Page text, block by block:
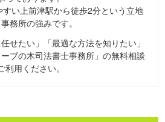
い上前津駅から徒歩2分という立地
務所の強みです。
せたい」「最適な方法を知りたい」
ブの木司法書士事務所」の無料相談
利用ください。